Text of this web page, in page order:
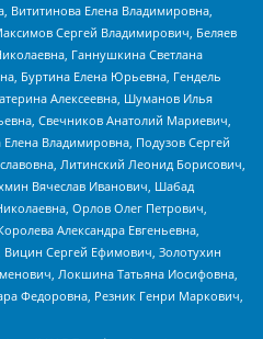
Вититинова Елена Владимировна,
Сергей Владимирович, Беляев
Ганнушкина Светлана
Буртина Елена Юрьевна, Гендель
Алексеевна, Шуманов Илья
Свечников Анатолий Мариевич,
Владимировна, Подузов Сергей
Литинский Леонид Борисович,
Вячеслав Иванович, Шабад
Орлов Олег Петрович,
Александра Евгеньевна,
Сергей Ефимович, Золотухин
Локшина Татьяна Иосифовна,
Федоровна, Резник Генри Маркович,